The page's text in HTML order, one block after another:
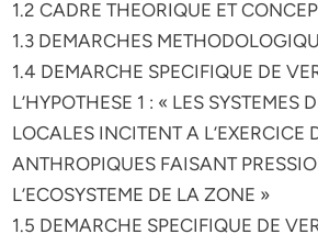
1.2 CADRE THEORIQUE ET
1.3 DEMARCHES
1.4 DEMARCHE SPECIFIQUE DE
L’HYPOTHESE 1 : « LES SYSTEMES
LOCALES INCITENT A L’EXERCICE
ANTHROPIQUES FAISANT
L’ECOSYSTEME DE LA ZONE »
1.5 DEMARCHE SPECIFIQUE DE